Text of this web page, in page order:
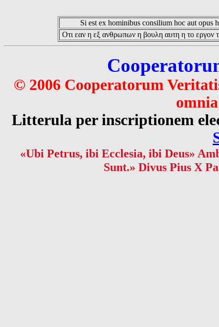
Si est ex hominibus consilium hoc aut opus
Οτι εαν η εξ ανθρωπων η βουλη αυτη η το εργον
© 2006 Cooperatorum
Litterula per inscriptionem
«Ubi Petrus, ibi Ecclesia, ibi Deus»
Sunt.» Divus Pius X